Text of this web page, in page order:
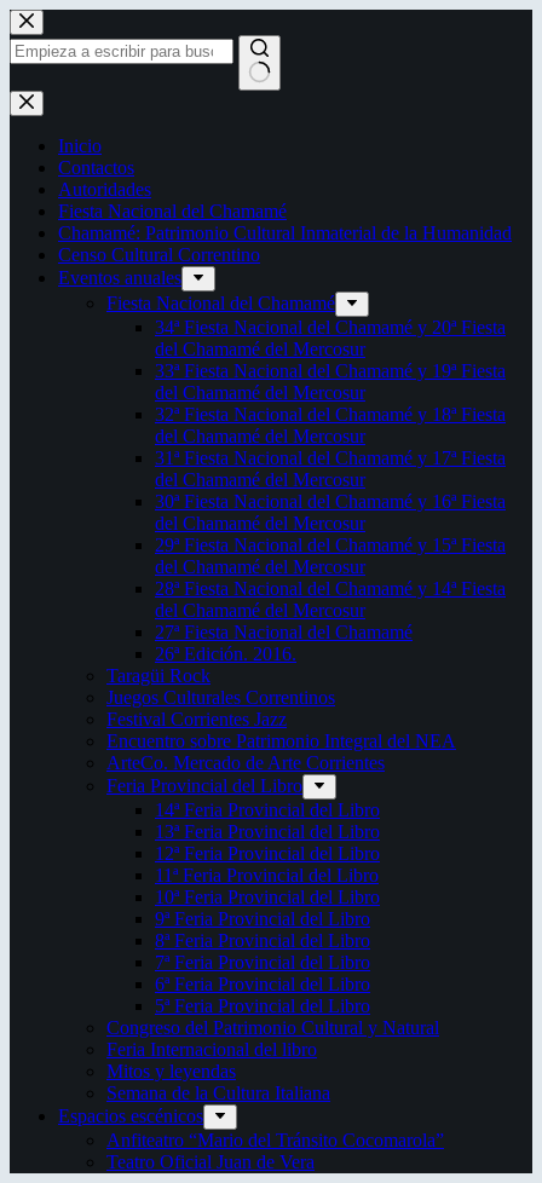
Saltar
al
contenido
Sin
resultados
Inicio
Contactos
Autoridades
Fiesta Nacional del Chamamé
Chamamé: Patrimonio Cultural Inmaterial de la Humanidad
Censo Cultural Correntino
Eventos anuales
Fiesta Nacional del Chamamé
34ª Fiesta Nacional del Chamamé y 20ª Fiesta
del Chamamé del Mercosur
33ª Fiesta Nacional del Chamamé y 19ª Fiesta
del Chamamé del Mercosur
32ª Fiesta Nacional del Chamamé y 18ª Fiesta
del Chamamé del Mercosur
31ª Fiesta Nacional del Chamamé y 17ª Fiesta
del Chamamé del Mercosur
30ª Fiesta Nacional del Chamamé y 16ª Fiesta
del Chamamé del Mercosur
29ª Fiesta Nacional del Chamamé y 15ª Fiesta
del Chamamé del Mercosur
28ª Fiesta Nacional del Chamamé y 14ª Fiesta
del Chamamé del Mercosur
27ª Fiesta Nacional del Chamamé
26ª Edición. 2016.
Taragüi Rock
Juegos Culturales Correntinos
Festival Corrientes Jazz
Encuentro sobre Patrimonio Integral del NEA
ArteCo. Mercado de Arte Corrientes
Feria Provincial del Libro
14ª Feria Provincial del Libro
13ª Feria Provincial del Libro
12ª Feria Provincial del Libro
11ª Feria Provincial del Libro
10ª Feria Provincial del Libro
9ª Feria Provincial del Libro
8ª Feria Provincial del Libro
7ª Feria Provincial del Libro
6ª Feria Provincial del Libro
5ª Feria Provincial del Libro
Congreso del Patrimonio Cultural y Natural
Feria Internacional del libro
Mitos y leyendas
Semana de la Cultura Italiana
Espacios escénicos
Anfiteatro “Mario del Tránsito Cocomarola”
Teatro Oficial Juan de Vera